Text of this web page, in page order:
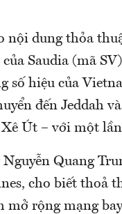
nội dung thỏa
Saudia (mã
số hiệu của
đến Jeddah
Xê Út – với một
Nguyễn Quang
cho biết thoả
mở rộng mạng